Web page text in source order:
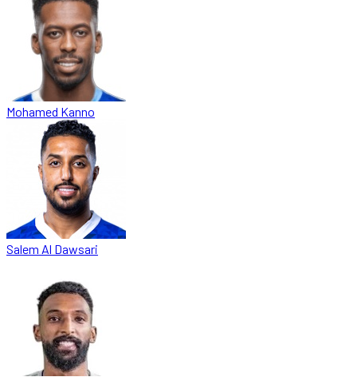
Mohamed Kanno
Salem Al Dawsari